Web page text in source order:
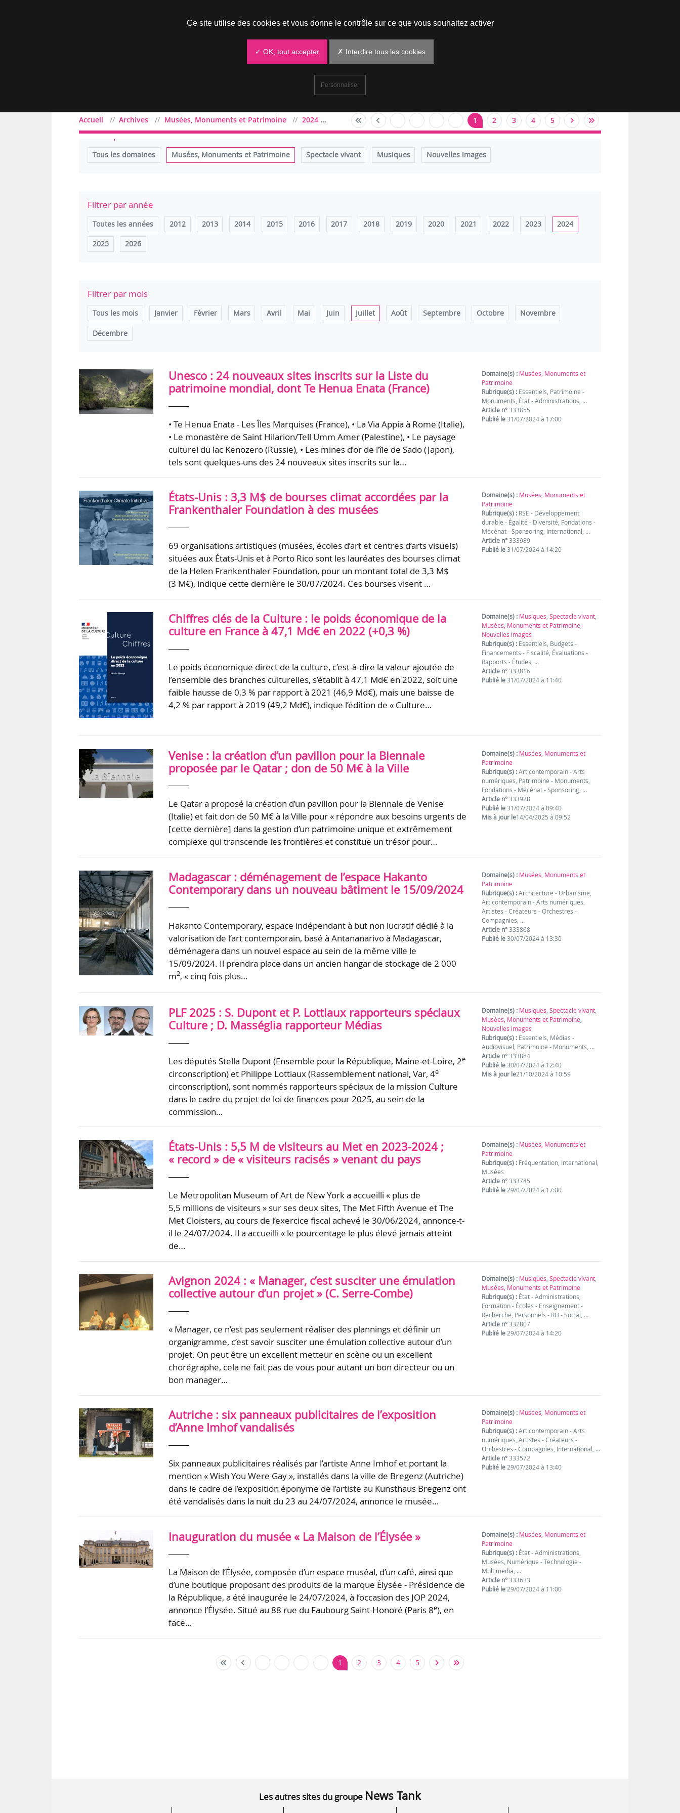
Accueil Archives Musées, Monuments et Patrimoine 2024 juillet 1 2 3 4 5
Filtrer par domaine
Tous les domaines Musées, Monuments et Patrimoine Spectacle vivant Musiques Nouvelles images
Filtrer par année
Toutes les années 2012 2013 2014 2015 2016 2017 2018 2019 2020 2021 2022 2023 2024
2025 2026
Filtrer par mois
Tous les mois Janvier Février Mars Avril Mai Juin Juillet Août Septembre Octobre Novembre
Décembre
Unesco : 24 nouveaux sites inscrits sur la Liste du
patrimoine mondial, dont Te Henua Enata (France)
• Te Henua Enata - Les Îles Marquises (France), • La Via Appia à Rome (Italie),
• Le monastère de Saint Hilarion/Tell Umm Amer (Palestine), • Le paysage
culturel du lac Kenozero (Russie), • Les mines d’or de l’île de Sado (Japon),
tels sont quelques-uns des 24 nouveaux sites inscrits sur la…
Domaine(s) : Musées, Monuments et
Patrimoine
Rubrique(s) : Essentiels, Patrimoine -
Monuments, État - Administrations, …
Article n°333855
Publié le31/07/2024 à 17:00
États-Unis : 3,3 M$ de bourses climat accordées par la
Frankenthaler Foundation à des musées
69 organisations artistiques (musées, écoles d’art et centres d’arts visuels)
situées aux États-Unis et à Porto Rico sont les lauréates des bourses climat
de la Helen Frankenthaler Foundation, pour un montant total de 3,3 M$
(3 M€), indique cette dernière le 30/07/2024. Ces bourses visent …
Domaine(s) : Musées, Monuments et
Patrimoine
Rubrique(s) : RSE - Développement
durable - Égalité - Diversité, Fondations -
Mécénat - Sponsoring, International, …
Article n°333989
Publié le31/07/2024 à 14:20
Chiffres clés de la Culture : le poids économique de la
culture en France à 47,1 Md€ en 2022 (+0,3 %)
Le poids économique direct de la culture, c’est-à-dire la valeur ajoutée de
l’ensemble des branches culturelles, s’établit à 47,1 Md€ en 2022, soit une
faible hausse de 0,3 % par rapport à 2021 (46,9 Md€), mais une baisse de
4,2 % par rapport à 2019 (49,2 Md€), indique l’édition de « Culture…
Domaine(s) : Musiques,Spectacle vivant,
Musées, Monuments et Patrimoine,
Nouvelles images
Rubrique(s) : Essentiels, Budgets -
Financements - Fiscalité, Évaluations -
Rapports - Études, …
Article n°333816
Publié le31/07/2024 à 11:40
Venise : la création d’un pavillon pour la Biennale
proposée par le Qatar ; don de 50 M€ à la Ville
Le Qatar a proposé la création d’un pavillon pour la Biennale de Venise
(Italie) et fait don de 50 M€ à la Ville pour « répondre aux besoins urgents de
[cette dernière] dans la gestion d’un patrimoine unique et extrêmement
complexe qui transcende les frontières et constitue un trésor pour…
Domaine(s) : Musées, Monuments et
Patrimoine
Rubrique(s) :Art contemporain - Arts
numériques, Patrimoine - Monuments,
Fondations - Mécénat - Sponsoring, …
Article n°333928
Publié le31/07/2024 à 09:40
Mis à jour le14/04/2025 à 09:52
Madagascar : déménagement de l’espace Hakanto
Contemporary dans un nouveau bâtiment le 15/09/2024
Hakanto Contemporary, espace indépendant à but non lucratif dédié à la
valorisation de l’art contemporain, basé à Antananarivo à Madagascar,
déménagera dans un nouvel espace au sein de la même ville le
15/09/2024. Il prendra place dans un ancien hangar de stockage de 2 000
m2, « cinq fois plus…
Domaine(s) : Musées, Monuments et
Patrimoine
Rubrique(s) :Architecture - Urbanisme,
Art contemporain - Arts numériques,
Artistes - Créateurs - Orchestres -
Compagnies, …
Article n°333868
Publié le30/07/2024 à 13:30
PLF 2025 : S. Dupont et P. Lottiaux rapporteurs spéciaux
Culture ; D. Masséglia rapporteur Médias
Les députés Stella Dupont (Ensemble pour la République, Maine-et-Loire, 2e
circonscription) et Philippe Lottiaux (Rassemblement national, Var, 4e
circonscription), sont nommés rapporteurs spéciaux de la mission Culture
dans le cadre du projet de loi de finances pour 2025, au sein de la
commission…
Domaine(s) : Musiques,Spectacle vivant,
Musées, Monuments et Patrimoine,
Nouvelles images
Rubrique(s) : Essentiels, Médias -
Audiovisuel, Patrimoine - Monuments, …
Article n°333884
Publié le30/07/2024 à 12:40
Mis à jour le21/10/2024 à 10:59
États-Unis : 5,5 M de visiteurs au Met en 2023-2024 ;
« record » de « visiteurs racisés » venant du pays
Le Metropolitan Museum of Art de New York a accueilli « plus de
5,5 millions de visiteurs » sur ses deux sites, The Met Fifth Avenue et The
Met Cloisters, au cours de l’exercice fiscal achevé le 30/06/2024, annonce-t-
il le 24/07/2024. Il a accueilli « le pourcentage le plus élevé jamais atteint
de…
Domaine(s) : Musées, Monuments et
Patrimoine
Rubrique(s) : Fréquentation, International,
Musées
Article n°333745
Publié le29/07/2024 à 17:00
Avignon 2024 : « Manager, c’est susciter une émulation
collective autour d’un projet » (C. Serre-Combe)
« Manager, ce n’est pas seulement réaliser des plannings et définir un
organigramme, c’est savoir susciter une émulation collective autour d’un
projet. On peut être un excellent metteur en scène ou un excellent
chorégraphe, cela ne fait pas de vous pour autant un bon directeur ou un
bon manager…
Domaine(s) : Musiques,Spectacle vivant,
Musées, Monuments et Patrimoine
Rubrique(s) : État - Administrations,
Formation - Écoles - Enseignement -
Recherche, Personnels - RH - Social, …
Article n°332807
Publié le29/07/2024 à 14:20
Autriche : six panneaux publicitaires de l’exposition
d’Anne Imhof vandalisés
Six panneaux publicitaires réalisés par l’artiste Anne Imhof et portant la
mention « Wish You Were Gay », installés dans la ville de Bregenz (Autriche)
dans le cadre de l’exposition éponyme de l’artiste au Kunsthaus Bregenz ont
été vandalisés dans la nuit du 23 au 24/07/2024, annonce le musée…
Domaine(s) : Musées, Monuments et
Patrimoine
Rubrique(s) :Art contemporain - Arts
numériques, Artistes - Créateurs -
Orchestres - Compagnies, International, …
Article n°333572
Publié le29/07/2024 à 13:40
Inauguration du musée « La Maison de l’Élysée »
La Maison de l’Élysée, composée d’un espace muséal, d’un café, ainsi que
d’une boutique proposant des produits de la marque Élysée - Présidence de
la République, a été inaugurée le 24/07/2024, à l’occasion des JOP 2024,
annonce l’Élysée. Situé au 88 rue du Faubourg Saint-Honoré (Paris 8e), en
face…
Domaine(s) : Musées, Monuments et
Patrimoine
Rubrique(s) : État - Administrations,
Musées, Numérique - Technologie -
Multimedia, …
Article n°333633
Publié le29/07/2024 à 11:00
1 2 3 4 5
Les autres sites du groupe News Tank
Ce site utilise des cookies et vous donne le contrôle sur ce que vous souhaitez activer
✓ OK, tout accepter ✗ Interdire tous les cookies
Personnaliser